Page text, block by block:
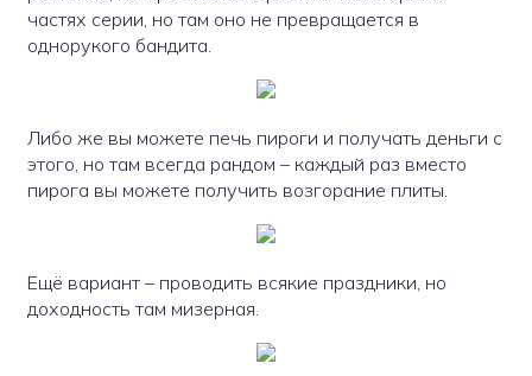
частях серии, но там оно не превращается в
однорукого бандита.
Либо же вы можете печь пироги и получать деньги с
этого, но там всегда рандом – каждый раз вместо
пирога вы можете получить возгорание плиты.
Ещё вариант – проводить всякие праздники, но
доходность там мизерная.